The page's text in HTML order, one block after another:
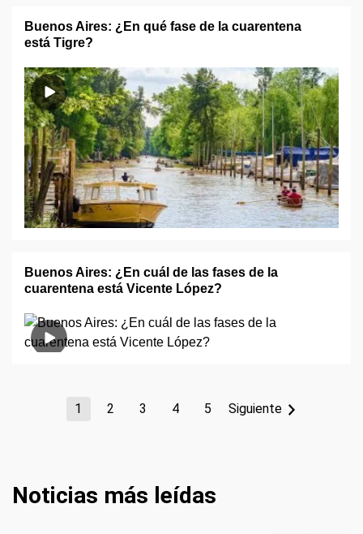
Buenos Aires: ¿En qué fase de la cuarentena
está Tigre?
Buenos Aires: ¿En cuál de las fases de la
cuarentena está Vicente López?
1 2 3 4 5 Siguiente
Noticias más leídas